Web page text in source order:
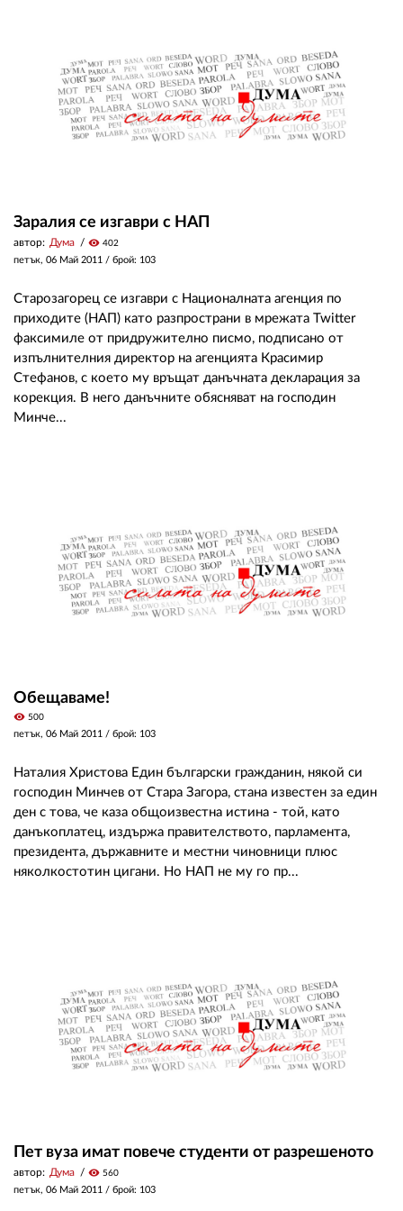
Заралия се изгаври с НАП
автор: Дума visibility 402
петък, 06 Май 2011 / брой: 103
Старозагорец се изгаври с Националната агенция по
приходите (НАП) като разпространи в мрежата Twitter
факсимиле от придружително писмо, подписано от
изпълнителния директор на агенцията Красимир
Стефанов, с което му връщат данъчната декларация за
корекция. В него данъчните обясняват на господин
Минче...
Обещаваме!
visibility 500
петък, 06 Май 2011 / брой: 103
Наталия Христова Eдин български гражданин, някой си
господин Минчев от Стара Загора, стана известен за един
ден с това, че каза общоизвестна истина - той, като
данъкоплатец, издържа правителството, парламента,
президента, държавните и местни чиновници плюс
няколкостотин цигани. Но НАП не му го пр...
Пет вуза имат повече студенти от разрешеното
автор: Дума visibility 560
петък, 06 Май 2011 / брой: 103